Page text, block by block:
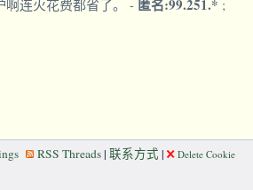
连火花费都省了。 - 匿名:99.251.* ;
RSS Threads| 联系方式 | Delete Cookie